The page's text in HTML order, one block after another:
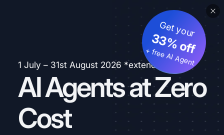
1 July – 31st August 2026 *extended
AI Agents at Zero
Cost
Get your
33% off
+ free AI Agent